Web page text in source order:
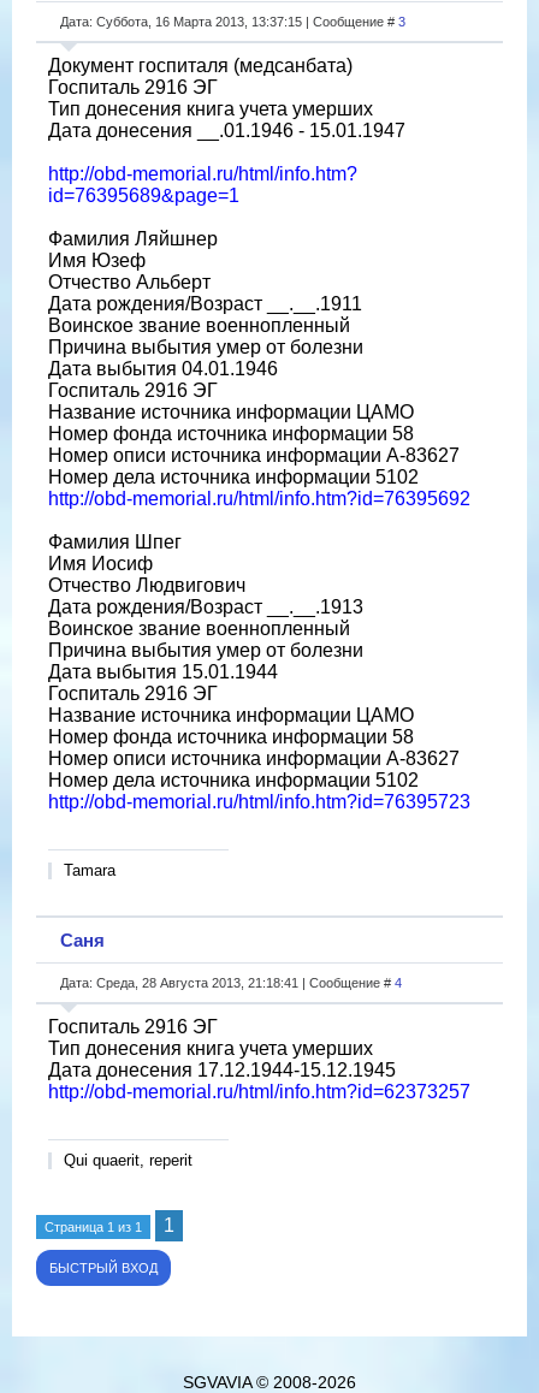
Дата: Суббота, 16 Марта 2013, 13:37:15 | Сообщение # 3
Документ госпиталя (медсанбата)
Госпиталь 2916 ЭГ
Тип донесения книга учета умерших
Дата донесения __.01.1946 - 15.01.1947
http://obd-memorial.ru/html/info.htm?
id=76395689&page=1
Фамилия Ляйшнер
Имя Юзеф
Отчество Альберт
Дата рождения/Возраст __.__.1911
Воинское звание военнопленный
Причина выбытия умер от болезни
Дата выбытия 04.01.1946
Госпиталь 2916 ЭГ
Название источника информации ЦАМО
Номер фонда источника информации 58
Номер описи источника информации A-83627
Номер дела источника информации 5102
http://obd-memorial.ru/html/info.htm?id=76395692
Фамилия Шпег
Имя Иосиф
Отчество Людвигович
Дата рождения/Возраст __.__.1913
Воинское звание военнопленный
Причина выбытия умер от болезни
Дата выбытия 15.01.1944
Госпиталь 2916 ЭГ
Название источника информации ЦАМО
Номер фонда источника информации 58
Номер описи источника информации A-83627
Номер дела источника информации 5102
http://obd-memorial.ru/html/info.htm?id=76395723
Tamara
Саня
Дата: Среда, 28 Августа 2013, 21:18:41 | Сообщение # 4
Госпиталь 2916 ЭГ
Тип донесения книга учета умерших
Дата донесения 17.12.1944-15.12.1945
http://obd-memorial.ru/html/info.htm?id=62373257
Qui quaerit, reperit
Страница 1 из 1 1
SGVAVIA © 2008-2026